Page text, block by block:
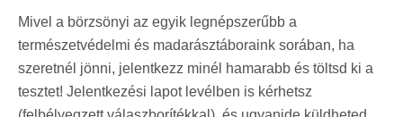
Mivel a börzsönyi az egyik legnépszerűbb a
természetvédelmi és madarásztáboraink sorában, ha
szeretnél jönni, jelentkezz minél hamarabb és töltsd ki a
tesztet! Jelentkezési lapot levélben is kérhetsz